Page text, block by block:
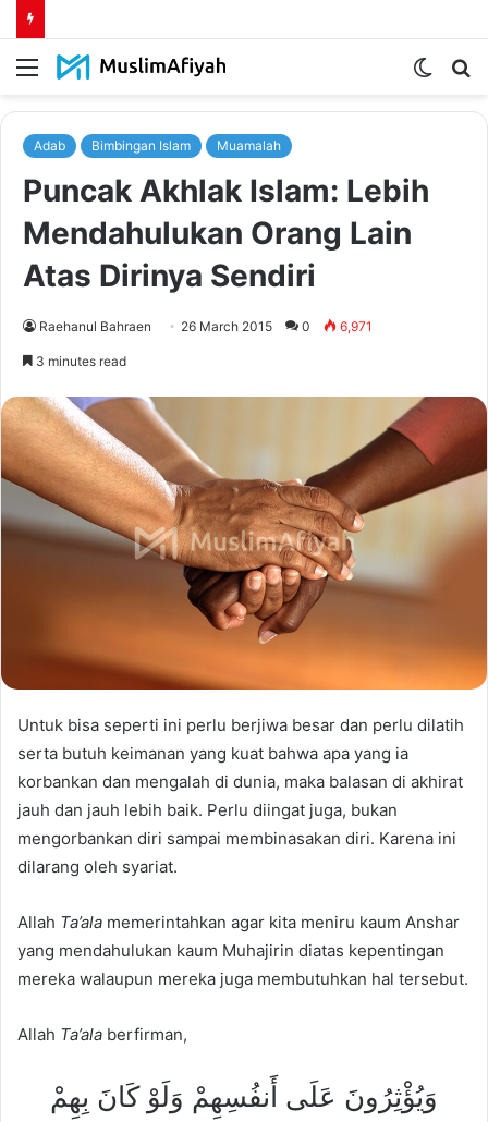
Menu
Switch
Adab Bimbingan Islam Muamalah
Puncak Akhlak Islam: Lebih
Mendahulukan Orang Lain
Atas Dirinya Sendiri
Raehanul Bahraen 26 March 2015 0 6,971
3 minutes read
Untuk bisa seperti ini perlu berjiwa besar dan perlu dilatih
serta butuh keimanan yang kuat bahwa apa yang ia
korbankan dan mengalah di dunia, maka balasan di akhirat
jauh dan jauh lebih baik. Perlu diingat juga, bukan
mengorbankan diri sampai membinasakan diri. Karena ini
dilarang oleh syariat.
Allah Ta’ala memerintahkan agar kita meniru kaum Anshar
yang mendahulukan kaum Muhajirin diatas kepentingan
mereka walaupun mereka juga membutuhkan hal tersebut.
Allah Ta’ala berfirman,
وَيُؤْثِرُونَ عَلَى أَنفُسِهِمْ وَلَوْ كَانَ بِهِمْ